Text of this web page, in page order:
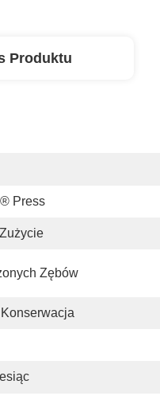
Produktu
Press
Zębów